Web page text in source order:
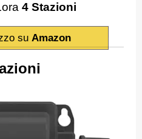
4 Stazioni
su Amazon